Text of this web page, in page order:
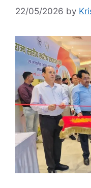
22/05/2026 by